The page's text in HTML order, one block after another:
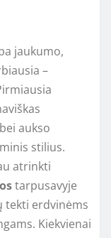
jaukumo,
–
aukso
stilius.
atrinkti
tarpusavyje
tekti erdvinėms
Kiekvienai